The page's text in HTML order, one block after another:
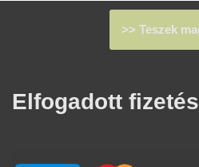
>> Teszek
Elfogadott